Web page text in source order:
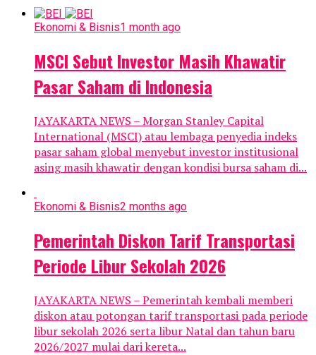
Ekonomi & Bisnis1 month ago
MSCI Sebut Investor Masih Khawatir
Pasar Saham di Indonesia
JAYAKARTA NEWS – Morgan Stanley Capital
International (MSCI) atau lembaga penyedia indeks
pasar saham global menyebut investor institusional
asing masih khawatir dengan kondisi bursa saham di...
Ekonomi & Bisnis2 months ago
Pemerintah Diskon Tarif Transportasi
Periode Libur Sekolah 2026
JAYAKARTA NEWS – Pemerintah kembali memberi
diskon atau potongan tarif transportasi pada periode
libur sekolah 2026 serta libur Natal dan tahun baru
2026/2027 mulai dari kereta...